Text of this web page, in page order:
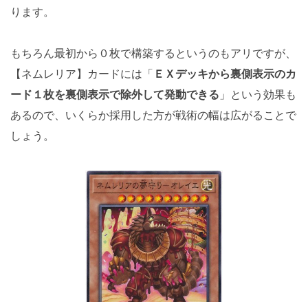
ります。
もちろん最初から０枚で構築するというのもアリですが、
【ネムレリア】カードには「 ＥＸデッキから裏側表示のカ
ード１枚を裏側表示で除外して発動できる 」という効果も
あるので、いくらか採用した方が戦術の幅は広がることで
しょう。